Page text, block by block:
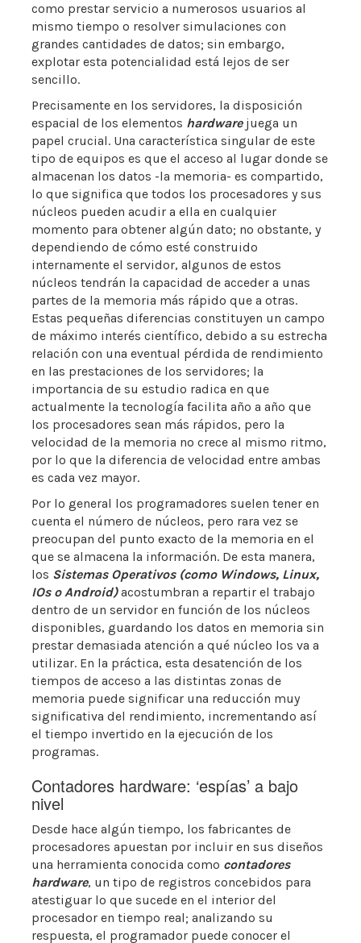
como prestar servicio a numerosos usuarios al
mismo tiempo o resolver simulaciones con
grandes cantidades de datos; sin embargo,
explotar esta potencialidad está lejos de ser
sencillo.
Precisamente en los servidores, la disposición
espacial de los elementos hardwarejuega un
papel crucial. Una característica singular de este
tipo de equipos es que el acceso al lugar donde se
almacenan los datos -la memoria- es compartido,
lo que significa que todos los procesadores y sus
núcleos pueden acudir a ella en cualquier
momento para obtener algún dato; no obstante, y
dependiendo de cómo esté construido
internamente el servidor, algunos de estos
núcleos tendrán la capacidad de acceder a unas
partes de la memoria más rápido que a otras.
Estas pequeñas diferencias constituyen un campo
de máximo interés científico, debido a su estrecha
relación con una eventual pérdida de rendimiento
en las prestaciones de los servidores; la
importancia de su estudio radica en que
actualmente la tecnología facilita año a año que
los procesadores sean más rápidos, pero la
velocidad de la memoria no crece al mismo ritmo,
por lo que la diferencia de velocidad entre ambas
es cada vez mayor.
Por lo general los programadores suelen tener en
cuenta el número de núcleos, pero rara vez se
preocupan del punto exacto de la memoria en el
que se almacena la información. De esta manera,
los Sistemas Operativos (como Windows, Linux,
IOs o Android)acostumbran a repartir el trabajo
dentro de un servidor en función de los núcleos
disponibles, guardando los datos en memoria sin
prestar demasiada atención a qué núcleo los va a
utilizar. En la práctica, esta desatención de los
tiempos de acceso a las distintas zonas de
memoria puede significar una reducción muy
significativa del rendimiento, incrementando así
el tiempo invertido en la ejecución de los
programas.
Contadores hardware: ‘espías’ a bajo
nivel
Desde hace algún tiempo, los fabricantes de
procesadores apuestan por incluir en sus diseños
una herramienta conocida como contadores
hardware, un tipo de registros concebidos para
atestiguar lo que sucede en el interior del
procesador en tiempo real; analizando su
respuesta, el programador puede conocer el